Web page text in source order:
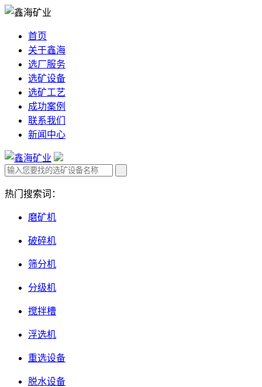
首页
关于鑫海
选厂服务
选矿设备
选矿工艺
成功案例
联系我们
新闻中心
热门搜索词：
磨矿机
破碎机
筛分机
分级机
搅拌槽
浮选机
重选设备
脱水设备